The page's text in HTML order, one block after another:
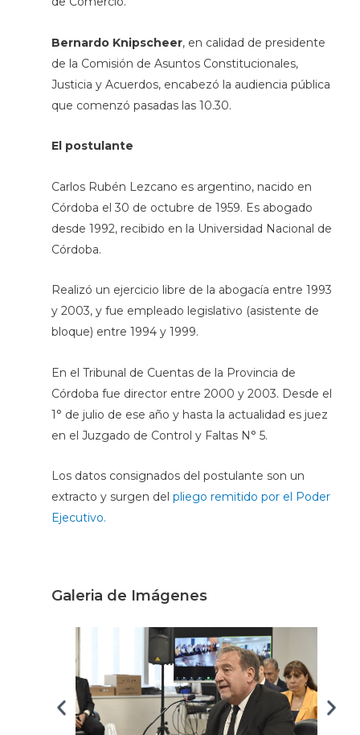
Bernardo Knipscheer, en calidad de presidente
de la Comisión de Asuntos Constitucionales,
Justicia y Acuerdos, encabezó la audiencia pública
que comenzó pasadas las 10.30.
El postulante
Carlos Rubén Lezcano es argentino, nacido en
Córdoba el 30 de octubre de 1959. Es abogado
desde 1992, recibido en la Universidad Nacional de
Córdoba.
Realizó un ejercicio libre de la abogacía entre 1993
y 2003, y fue empleado legislativo (asistente de
bloque) entre 1994 y 1999.
En el Tribunal de Cuentas de la Provincia de
Córdoba fue director entre 2000 y 2003. Desde el
1° de julio de ese año y hasta la actualidad es juez
en el Juzgado de Control y Faltas N° 5.
Los datos consignados del postulante son un
extracto y surgen del pliego remitido por el Poder
Ejecutivo.
Galeria de Imágenes